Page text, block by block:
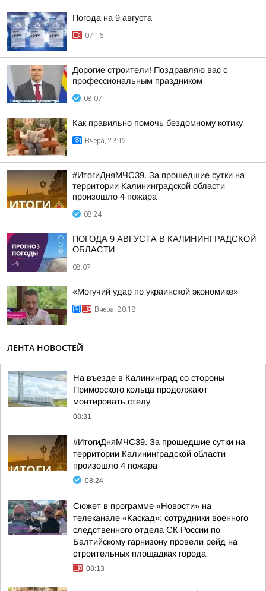
Погода на 9 августа
07:16
Дорогие строители! Поздравляю вас с
профессиональным праздником
08:07
Как правильно помочь бездомному котику
Вчера, 23:12
#ИтогиДняМЧС39. За прошедшие сутки на
территории Калининградской области
произошло 4 пожара
08:24
ПОГОДА 9 АВГУСТА В КАЛИНИНГРАДСКОЙ
ОБЛАСТИ
08:07
«Могучий удар по украинской экономике»
Вчера, 20:18
ЛЕНТА НОВОСТЕЙ
На въезде в Калининград со стороны
Приморского кольца продолжают
монтировать стелу
08:31
#ИтогиДняМЧС39. За прошедшие сутки на
территории Калининградской области
произошло 4 пожара
08:24
Сюжет в программе «Новости» на
телеканале «Каскад»: сотрудники военного
следственного отдела СК России по
Балтийскому гарнизону провели рейд на
строительных площадках города
08:13